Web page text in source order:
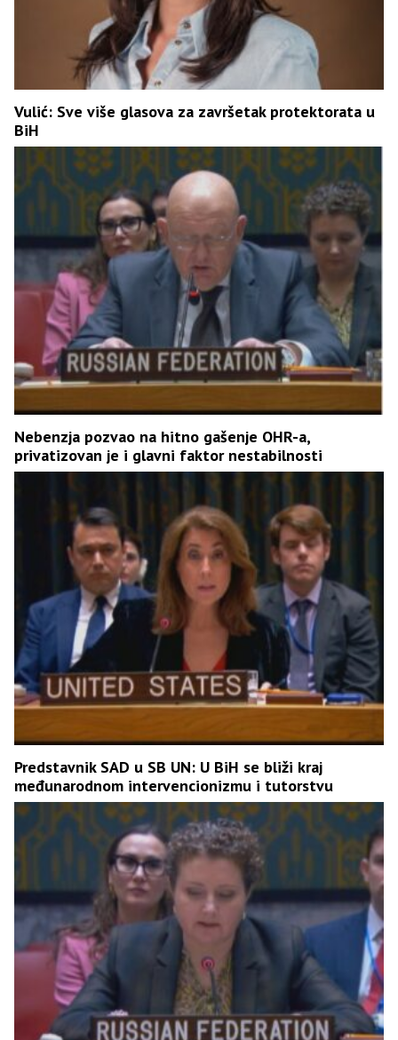
Vulić: Sve više glasova za završetak protektorata u
BiH
Nebenzja pozvao na hitno gašenje OHR-a,
privatizovan je i glavni faktor nestabilnosti
Predstavnik SAD u SB UN: U BiH se bliži kraj
međunarodnom intervencionizmu i tutorstvu